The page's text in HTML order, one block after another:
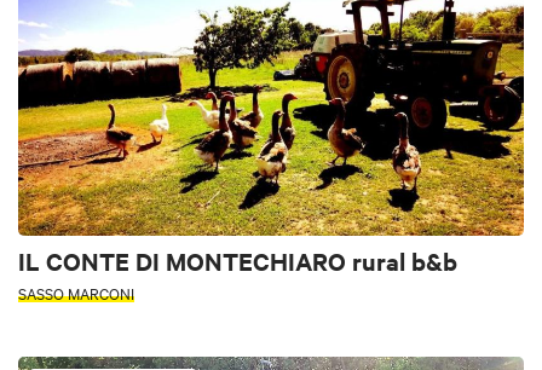
IL CONTE DI MONTECHIARO rural b&b
SASSO MARCONI